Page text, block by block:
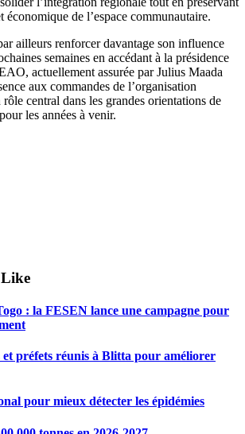
de l’espace communautaire.
ailleurs renforcer davantage son influence
semaines en accédant à la présidence
actuellement assurée par Julius Maada
aux commandes de l’organisation
central dans les grandes orientations de
les années à venir.
: la FESEN lance une campagne pour
préfets réunis à Blitta pour améliorer
pour mieux détecter les épidémies